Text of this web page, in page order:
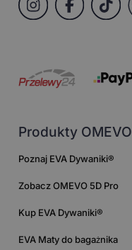
Produkty OMEVO
Poznaj EVA Dywaniki®
Zobacz OMEVO 5D Pro
Kup EVA Dywaniki®
EVA Maty do bagażnika